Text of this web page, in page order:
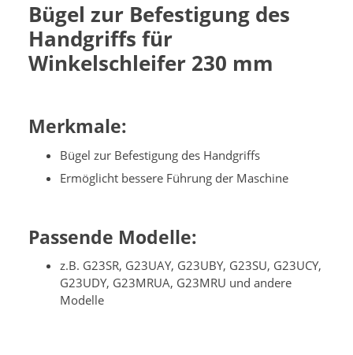
Bügel zur Befestigung des
Handgriffs für
Winkelschleifer 230 mm
Merkmale:
Bügel zur Befestigung des Handgriffs
Ermöglicht bessere Führung der Maschine
Passende Modelle:
z.B. G23SR, G23UAY, G23UBY, G23SU, G23UCY,
G23UDY, G23MRUA, G23MRU und andere
Modelle